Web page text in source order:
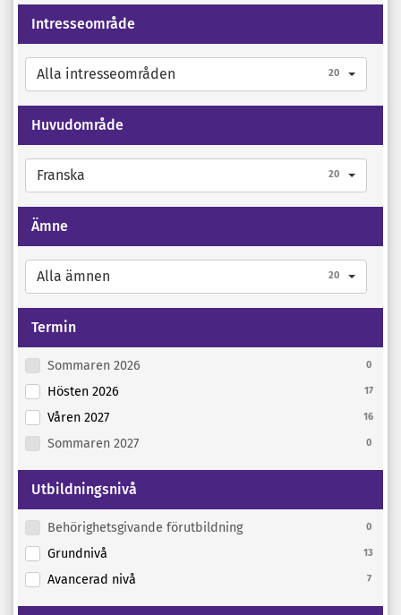
Intresseområde
Alla intresseområden 20
Huvudområde
Franska 20
Ämne
Alla ämnen 20
Termin
Sommaren 2026 0
Hösten 2026 17
Våren 2027 16
Sommaren 2027 0
Utbildningsnivå
Behörighetsgivande förutbildning 0
Grundnivå 13
Avancerad nivå 7